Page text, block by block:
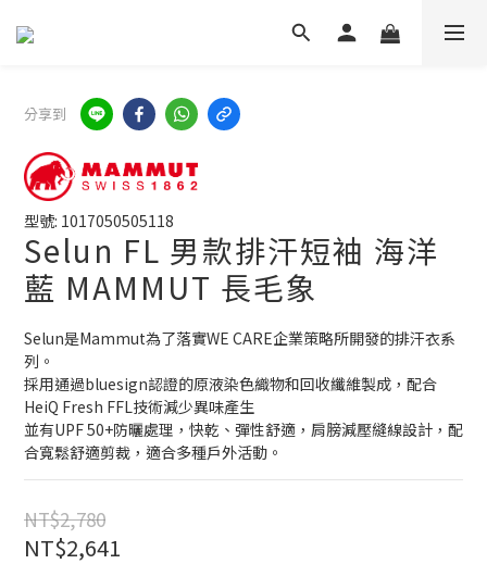
分享到
型號: 1017050505118
Selun FL 男款排汗短袖 海洋
藍 MAMMUT 長毛象
Selun是Mammut為了落實WE CARE企業策略所開發的排汗衣系
列。
採用通過bluesign認證的原液染色織物和回收纖維製成，配合
HeiQ Fresh FFL技術減少異味產生
並有UPF 50+防曬處理，快乾、彈性舒適，肩膀減壓縫線設計，配
合寬鬆舒適剪裁，適合多種戶外活動。
NT$2,780
NT$2,641